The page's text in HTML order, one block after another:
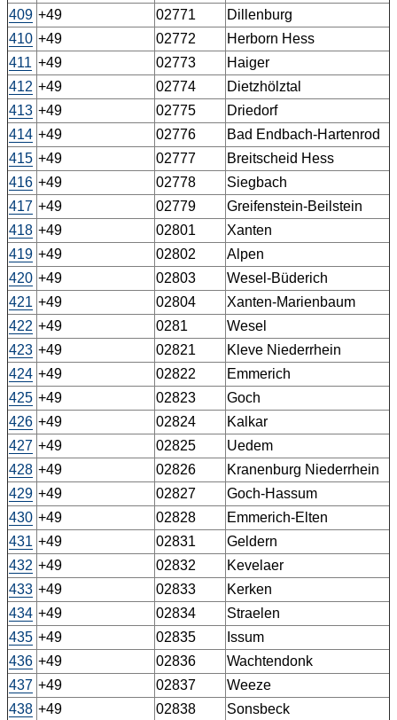
409 +49 02771
Dillenburg
410 +49 02772
Herborn Hess
411 +49 02773
Haiger
412 +49 02774
Dietzhölztal
413 +49 02775
Driedorf
414 +49 02776
Bad Endbach-Hartenrod
415 +49 02777
Breitscheid Hess
416 +49 02778
Siegbach
417 +49 02779
Greifenstein-Beilstein
418 +49 02801
Xanten
419 +49 02802
Alpen
420 +49 02803
Wesel-Büderich
421 +49 02804
Xanten-Marienbaum
422 +49 0281
Wesel
423 +49 02821
Kleve Niederrhein
424 +49 02822
Emmerich
425 +49 02823
Goch
426 +49 02824
Kalkar
427 +49 02825
Uedem
428 +49 02826
Kranenburg Niederrhein
429 +49 02827
Goch-Hassum
430 +49 02828
Emmerich-Elten
431 +49 02831
Geldern
432 +49 02832
Kevelaer
433 +49 02833
Kerken
434 +49 02834
Straelen
435 +49 02835
Issum
436 +49 02836
Wachtendonk
437 +49 02837
Weeze
438 +49 02838
Sonsbeck